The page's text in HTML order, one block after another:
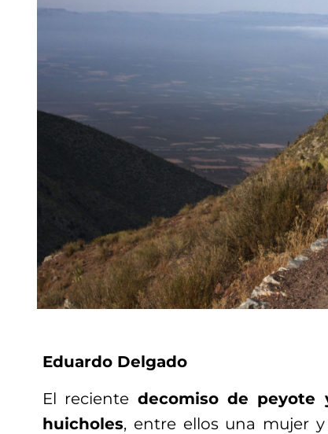
Eduardo Delgado
El reciente decomiso de
huicholes, entre ellos una mujer